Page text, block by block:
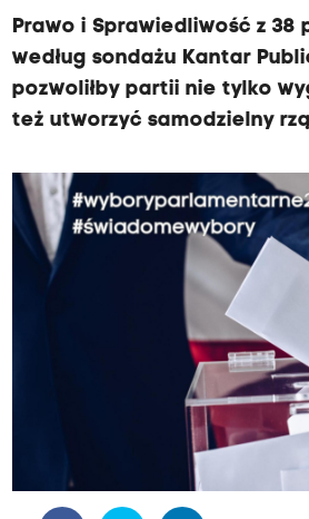
Prawo i Sprawiedliwość z
według sondażu Kantar
pozwoliłby partii nie tylko
też utworzyć samodzielny